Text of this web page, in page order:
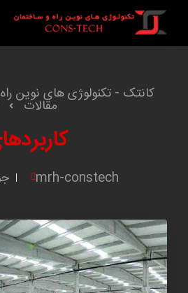
کانتک - تکنولوژی های نوین
مقالات
mrh-constech